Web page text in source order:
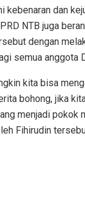
kebenaran dan
NTB juga
dengan
semua anggota
kita bisa
bohong, jika
menjadi pokok
Fihirudin